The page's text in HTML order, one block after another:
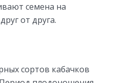
семена на
от друга.
сортов кабачков